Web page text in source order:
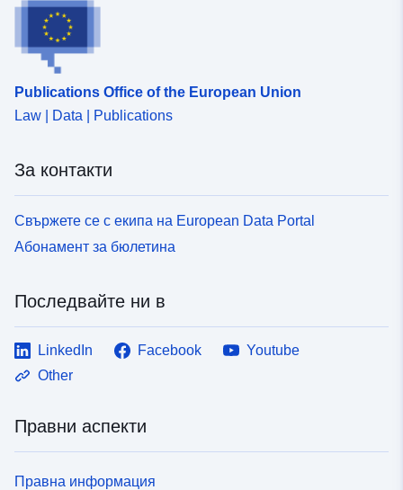
достатъчно общ, за да обработи различните видове
планове за предотвратяване на риска (планове за
превенция на природния риск на НРПП, технологични
планове за превенция на риска PPRT). Този стандарт
за данни не се състои в цялостно моделиране на
документ е ограничен до географските данни в ПРЗ,
за ЧДПЖ също не е предназначен за
хомогенно съхранение на географски данни за
ЧДПЖ, тъй като тези данни са от интерес за няколко
екологията и устойчивото развитие, от друга страна.
Publications Office of the European Union
Law | Data | Publications
За контакти
Свържете се с екипа на European Data Portal
Абонамент за бюлетина
Последвайте ни в
LinkedIn Facebook
Youtube
Other
Правни аспекти
Правна информация